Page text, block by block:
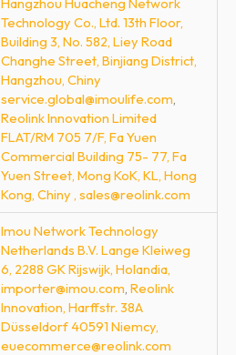
Technology Co., Ltd. 13th Floor,
Building 3, No. 582, Liey Road
Changhe Street, Binjiang District,
Hangzhou, Chiny
service.global@imoulife.com
Reolink Innovation Limited
FLAT/RM 705 7/F, Fa Yuen
Commercial Building 75- 77, Fa
Yuen Street, Mong KoK, KL, Hong
Kong, Chiny , sales@reolink.com
Imou Network Technology
Netherlands B.V. Lange Kleiweg
6, 2288 GK Rijswijk, Holandia,
importer@imou.com Reolink
Innovation, Harffstr. 38A
Düsseldorf 40591 Niemcy,
euecommerce@reolink.com